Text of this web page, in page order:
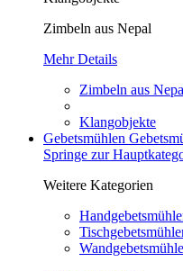
Zimbeln aus Nepal
Mehr Details
Zimbeln aus
Klangobjekte
Gebetsmühlen
Springe zur
Weitere Kategorien